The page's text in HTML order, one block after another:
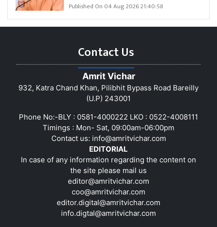
Published On 04 Aug 2026 21:40:58
Contact Us
Amrit Vichar
932, Katra Chand Khan, Pilibhit Bypass Road Bareilly
(U.P) 243001
Phone No:-BLY : 0581-4000222 LKO : 0522-4008111
Timings : Mon- Sat, 09:00am-06:00pm
Contact us: info@amritvichar.com
EDITORIAL
In case of any information regarding the content on
the site please mail us
editor@amritvichar.com
coo@amritvichar.com
editor.digital@amritvichar.com
info.digtal@amritvichar.com